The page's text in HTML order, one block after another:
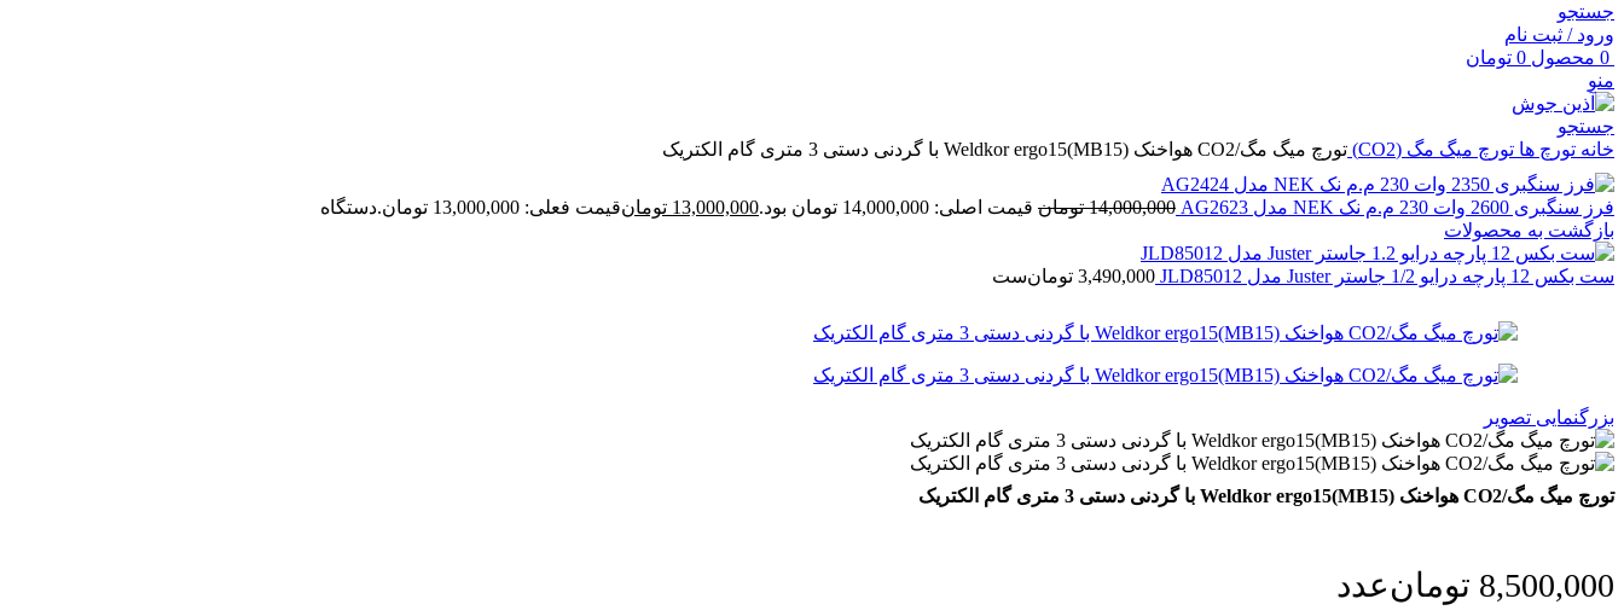
جستجو
ورود / ثبت نام
0 محصول 0 تومان
منو
جستجو
خانه تورچ ها تورچ میگ مگ (CO2) تورچ میگ مگ/CO2 هواخنک Weldkor ergo15(MB15) با گردنی دستی 3 متری گام الکتریک
فرز سنگبری 2600 وات 230 م.م نک NEK مدل AG2623 14,000,000 تومان قیمت اصلی: 14,000,000 تومان بود. 13,000,000 تومانقیمت فعلی: 13,000,000 تومان.
دستگاه
بازگشت به محصولات
ست بکس 12 پارچه درایو 1/2 جاستر Juster مدل JLD85012 3,490,000 تومانست
بزرگنمایی تصویر
تورچ میگ مگ/CO2 هواخنک Weldkor ergo15(MB15) با گردنی دستی 3 متری گام الکتریک
8,500,000 تومانعدد